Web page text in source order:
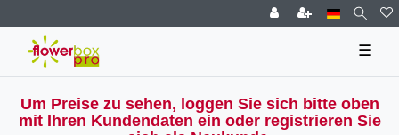
☰
Um Preise zu sehen, loggen Sie sich bitte oben
mit Ihren Kundendaten ein oder registrieren Sie